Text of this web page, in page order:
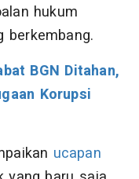
hukum
berkembang.
BGN Ditahan,
Korupsi
ucapan